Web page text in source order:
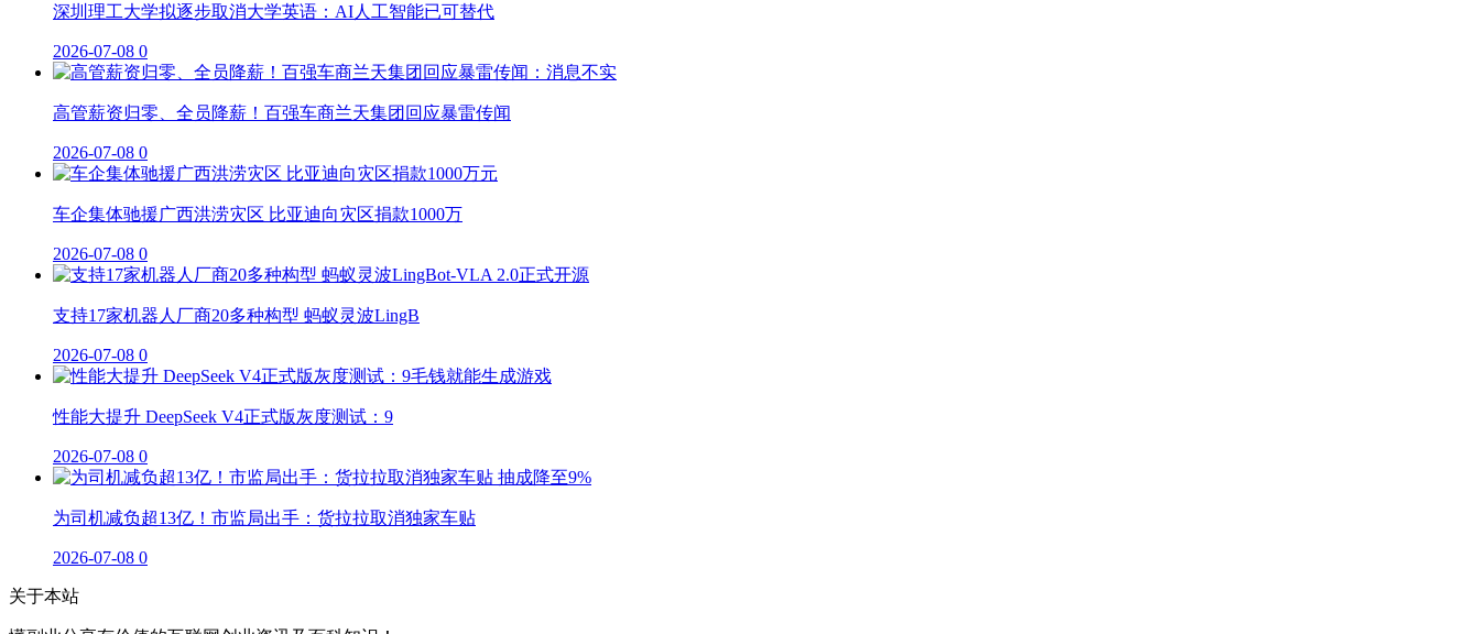
深圳理工大学拟逐步取消大学英语：AI人工智能已可替代
2026-07-08 0
高管薪资归零、全员降薪！百强车商兰天集团回应暴雷传闻
2026-07-08 0
车企集体驰援广西洪涝灾区 比亚迪向灾区捐款1000万
2026-07-08 0
支持17家机器人厂商20多种构型 蚂蚁灵波LingB
2026-07-08 0
性能大提升 DeepSeek V4正式版灰度测试：9
2026-07-08 0
为司机减负超13亿！市监局出手：货拉拉取消独家车贴
2026-07-08 0
关于本站